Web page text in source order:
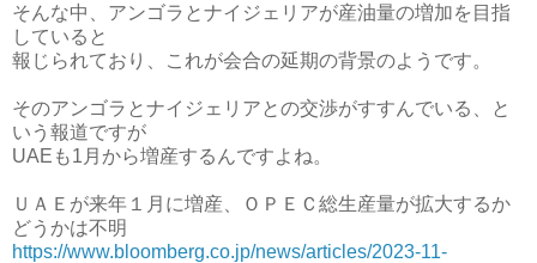
そんな中、アンゴラとナイジェリアが産油量の増加を目指
していると
報じられており、これが会合の延期の背景のようです。
そのアンゴラとナイジェリアとの交渉がすすんでいる、と
いう報道ですが
UAEも1月から増産するんですよね。
ＵＡＥが来年１月に増産、ＯＰＥＣ総生産量が拡大するか
どうかは不明
https://www.bloomberg.co.jp/news/articles/2023-11-